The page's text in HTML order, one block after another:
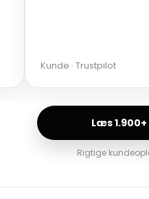
Kunde · Trustpilot
Læs
Rigtige